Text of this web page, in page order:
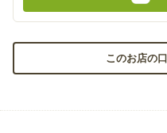
このお店の